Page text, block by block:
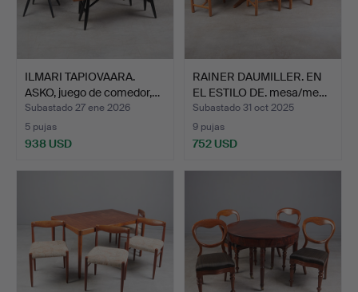
ILMARI TAPIOVAARA.
ASKO, juego de comedor,…
Subastado 27 ene 2026
5 pujas
938 USD
RAINER DAUMILLER. EN
EL ESTILO DE. mesa/me…
Subastado 31 oct 2025
9 pujas
752 USD